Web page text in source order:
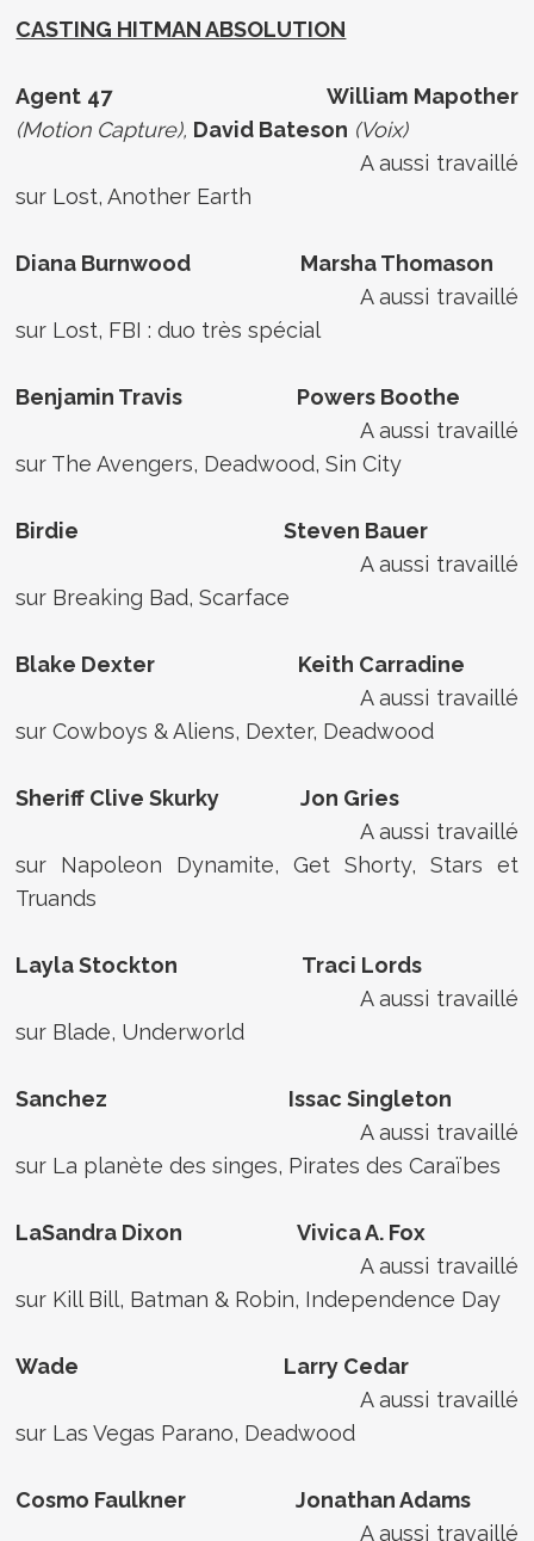
CASTING HITMAN ABSOLUTION
Agent 47 William Mapother
(Motion Capture), David Bateson (Voix)
A aussi travaillé
sur Lost, Another Earth
Diana Burnwood Marsha Thomason
A aussi travaillé
sur Lost, FBI : duo très spécial
Benjamin Travis Powers Boothe
A aussi travaillé
sur The Avengers, Deadwood, Sin City
Birdie Steven Bauer
A aussi travaillé
sur Breaking Bad, Scarface
Blake Dexter Keith Carradine
A aussi travaillé
sur Cowboys & Aliens, Dexter, Deadwood
Sheriff Clive Skurky Jon Gries
A aussi travaillé
sur Napoleon Dynamite, Get Shorty, Stars et
Truands
Layla Stockton Traci Lords
A aussi travaillé
sur Blade, Underworld
Sanchez Issac Singleton
A aussi travaillé
sur La planète des singes, Pirates des Caraïbes
LaSandra Dixon Vivica A. Fox
A aussi travaillé
sur Kill Bill, Batman & Robin, Independence Day
Wade Larry Cedar
A aussi travaillé
sur Las Vegas Parano, Deadwood
Cosmo Faulkner Jonathan Adams
A aussi travaillé